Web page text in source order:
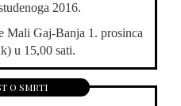
2016.
Mali Gaj-Banja 1. prosinca
u 15,00 sati.
o smrti